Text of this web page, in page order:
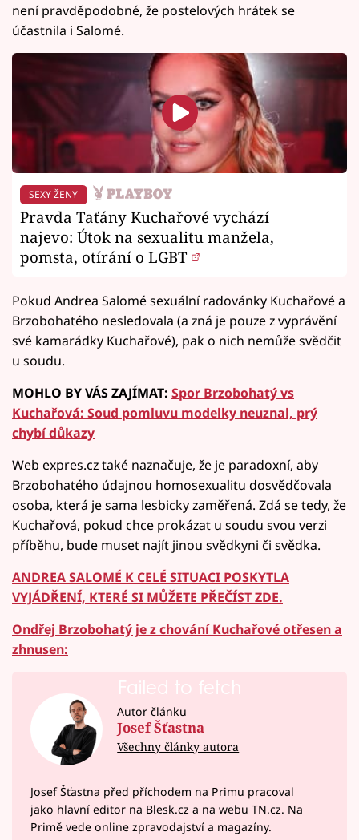
není pravděpodobné, že postelových hrátek se
účastnila i Salomé.
SEXY ŽENY
Pravda Taťány Kuchařové vychází
najevo: Útok na sexualitu manžela,
pomsta, otírání o LGBT
Pokud Andrea Salomé sexuální radovánky Kuchařové a
Brzobohatého nesledovala (a zná je pouze z vyprávění
své kamarádky Kuchařové), pak o nich nemůže svědčit
u soudu.
MOHLO BY VÁS ZAJÍMAT: Spor Brzobohatý vs
Kuchařová: Soud pomluvu modelky neuznal, prý
chybí důkazy
Web expres.cz také naznačuje, že je paradoxní, aby
Brzobohatého údajnou homosexualitu dosvědčovala
osoba, která je sama lesbicky zaměřená. Zdá se tedy, že
Kuchařová, pokud chce prokázat u soudu svou verzi
příběhu, bude muset najít jinou svědkyni či svědka.
ANDREA SALOMÉ K CELÉ SITUACI POSKYTLA
VYJÁDŘENÍ, KTERÉ SI MŮŽETE PŘEČÍST ZDE.
Ondřej Brzobohatý je z chování Kuchařové otřesen a
zhnusen:
Failed to fetch
Autor článku
Josef Šťastna
Všechny články autora
Josef Šťastna před příchodem na Primu pracoval
jako hlavní editor na Blesk.cz a na webu TN.cz. Na
Primě vede online zpravodajství a magazíny.